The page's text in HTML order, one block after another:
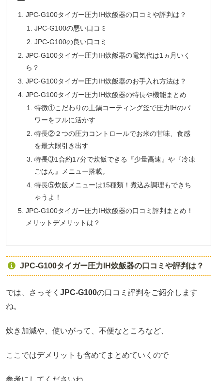
JPC-G100タイガー圧力IH炊飯器の口コミや評判は？
JPC-G100の悪い口コミ
JPC-G100の良い口コミ
JPC-G100タイガー圧力IH炊飯器の電気代は1ヵ月いく
ら？
JPC-G100タイガー圧力IH炊飯器のお手入れ方法は？
JPC-G100タイガー圧力IH炊飯器の特長や機能まとめ
特徴①こだわりの土鍋コーティング釜で圧力IHのパ
ワーをフルに活かす
特長②２つの圧力コントロールでお米の甘味、食感
を最大限引き出す
特長③1合約17分で炊飯できる『少量高速』や『冷凍
ごはん』メニュー搭載。
特長⑤炊飯メニューは15種類！煮込み調理もできち
ゃうよ！
JPC-G100タイガー圧力IH炊飯器の口コミ評判まとめ！
メリットデメリットは？
JPC-G100タイガー圧力IH炊飯器の口コミや評判は？
では、さっそく JPC-G100の口コミ評判をご紹介します
ね。
炊き加減や、使いがって、不便なところなど、
ここではデメリットも含めてまとめていくので